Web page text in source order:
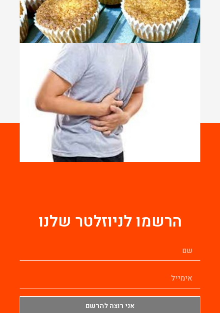
הרשמו לניוזלטר שלנו
אני רוצה להרשם